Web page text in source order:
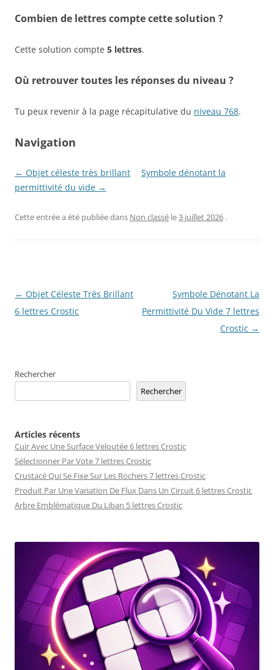
Combien de lettres compte cette solution ?
Cette solution compte 5 lettres.
Où retrouver toutes les réponses du niveau ?
Tu peux revenir à la page récapitulative du niveau 768.
Navigation
← Objet céleste très brillant
Symbole dénotant la
permittivité du vide →
Cette entrée a été publiée dans Non classé le3 juillet 2026 .
Navigation
des
← Objet Céleste Très Brillant
6 lettres Crostic
Symbole Dénotant La
Permittivité Du Vide 7 lettres
Crostic →
Rechercher
Rechercher
Articles récents
Cuir Avec Une Surface Veloutée 6 lettres Crostic
Sélectionner Par Vote 7 lettres Crostic
Crustacé Qui Se Fixe Sur Les Rochers 7 lettres Crostic
Produit Par Une Variation De Flux Dans Un Circuit 6 lettres Crostic
Arbre Emblématique Du Liban 5 lettres Crostic